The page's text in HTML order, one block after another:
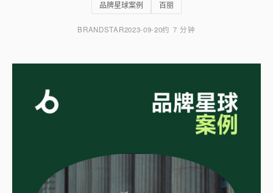
品牌星球案例 百丽
BRANDSTAR2023-09-20约 7 分钟